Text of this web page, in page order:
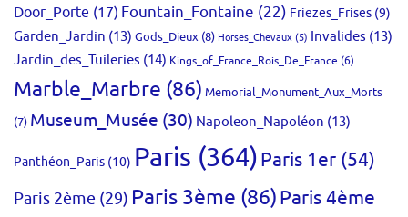
Door_Porte (17) Fountain_Fontaine (22) Friezes_Frises (9)
Garden_Jardin (13) Gods_Dieux (8) Horses_Chevaux (5) Invalides (13)
Jardin_des_Tuileries (14) Kings_of_France_Rois_De_France (6)
Marble_Marbre (86) Memorial_Monument_Aux_Morts
(7) Museum_Musée (30) Napoleon_Napoléon (13)
Panthéon_Paris (10) Paris (364)Paris 1er (54)
Paris 2ème (29) Paris 3ème (86)Paris 4ème